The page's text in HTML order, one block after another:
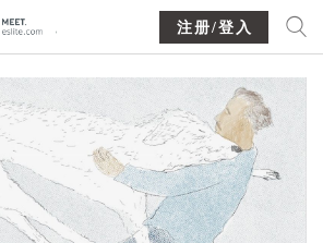
注册/登入